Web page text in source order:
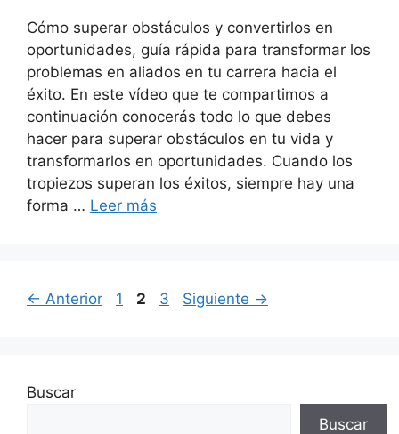
Cómo superar obstáculos y convertirlos en
oportunidades, guía rápida para transformar los
problemas en aliados en tu carrera hacia el
éxito. En este vídeo que te compartimos a
continuación conocerás todo lo que debes
hacer para superar obstáculos en tu vida y
transformarlos en oportunidades. Cuando los
tropiezos superan los éxitos, siempre hay una
forma … Leer más
← Anterior Página
1 Página
2 Página
3 Siguiente →
Buscar
Buscar